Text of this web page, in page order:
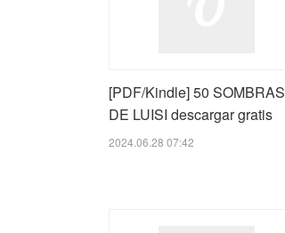
[PDF/Kindle] 50 SOMBRAS
DE LUISI descargar gratis
2024.06.28 07:42